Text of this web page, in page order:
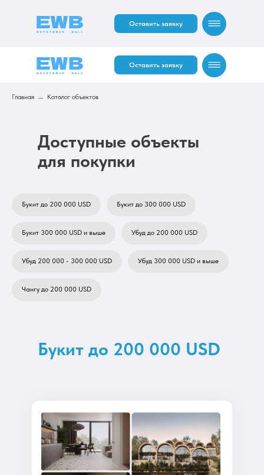
Оставить заявку
Оставить заявку
Главная → Каталог объектов
Доступные объекты
для покупки
Букит до 200 000 USD Букит до 300 000 USD
Букит 300 000 USD и выше Убуд до 200 000 USD
Убуд 200 000 - 300 000 USD Убуд 300 000 USD и выше
Чангу до 200 000 USD
Букит до 200 000 USD